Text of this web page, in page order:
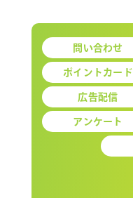
問い合わせ
ポイントカード
広告配信
アンケート